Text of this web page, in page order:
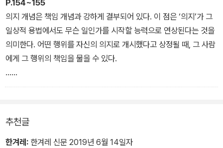
확한 것이다. 능동 형식이 표현하는 사태나 행위들이 전부 능동성 범
주에 매끄럽게 들어맞지는 않으며, 그렇다고 해서 그 행위들을 수동
형식으로 표현할 수 있는 것도 아니다. 하지만 그럼에도 불구하고 이
구별을 사용하고 있다. 그리고 그것을 사용하지 않을 수 없다.
바꿔 말하면 사람이 책임을 지기 위해서는 능동적이어야만 한다는 얘
기가 된다. 수동적일 때, 혹은 수동적이지 않을 수 없을 때 사람은 책
임을 질 존재로 간주되지 않는다. 그는 수면 시간을 줄이도록 강요당
하는 수동적인 상태에 있다고 판단되었다. 그런 까닭에 책임지는 일
수동적인 인물로 평가받을 수 있다. 그럼에도 불구하고 동일한 인물
인 그가 수업 중 졸음으로 인해 질책당하는 단계가 되면, 돌연 자유로
벤베니스트는 여기서 더 나아가 흥미로운 사실을 전해준다. 능동태와
수동태의 구별이 새로운 것이라는 말은, 일찍이 능동태도 아니고 수
동태도 아닌 ‘중동태middle voice’라는 태가 존재했고 이것이 능동
태와 대립했다는 것이다. 달리 말해 본래 존재하고 있던 것은 능동태
듯 문법도 능동태와 수동태라는 두 가지 태를 갖는다. 그러나 본래 그
것과는 다른 태가 존재했으며 다른 대립이 존재하고 있었다. 능동태
동이라는 문법 구조에 포개면서 다른 한편에서는 이 구조로 환원되지
않는 중동태를 찬양하는 식의 사례들이 산발적으로 발견된다.
가령 근대적인 ‘주체-객체’ 구조를 뛰어넘으려고 한 대표적인 철학자
는 마르틴 하이데거로서, 찰스 스콧이나 데이비드 레빈 등의 논문은
의 성격상 그로부터 배울 게 별로 없다는 점이 대단히 유감스럽다.
다. 이런 식으로 중동태를 신비화하면 할수록 능동태와 수동태의 대
립은 일상 감각에 뿌리박은 보편적 대립으로 강고해져간다.
P.154~155
의지 개념은 책임 개념과 강하게 결부되어 있다. 이 점은 ‘의지’가 그
일상적 용법에서도 무슨 일인가를 시작할 능력으로 연상된다는 것을
의미한다. 어떤 행위를 자신의 의지로 개시했다고 상정될 때, 그 사람
에게 그 행위의 책임을 물을 수 있다.
…
어떤 행위가 과거로부터의 귀결이라고 한다면 그 행위를 그 행위자의
이다. 그러나 이 경우 선택은 여러 요소들의 상호작용의 결과로 출현
한 것이어서, 그 행위자가 자기 의지에 의해 개시한 것이 아니게 된다.
추천글
한겨레: 한겨레 신문 2019년 6월 14일자